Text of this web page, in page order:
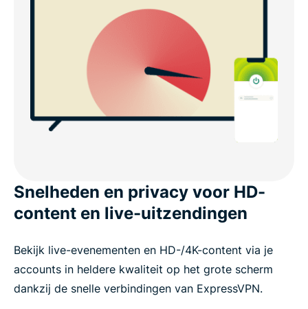
Snelheden en privacy voor HD-
content en live-uitzendingen
Bekijk live-evenementen en HD-/4K-content via je
accounts in heldere kwaliteit op het grote scherm
dankzij de snelle verbindingen van ExpressVPN.